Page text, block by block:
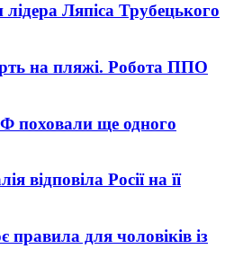
лідера Ляпіса Трубецького
на пляжі. Робота ППО
поховали ще одного
відповіла Росії на її
правила для чоловіків із